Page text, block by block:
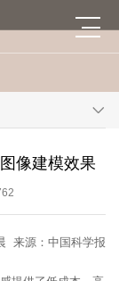
像建模效果
来源：中国科学报